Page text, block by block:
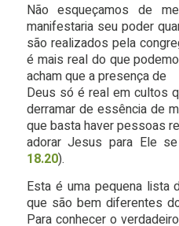
Não esqueçamos de
manifestaria seu poder
são realizados pela
é mais real do que
acham que a presença de
Deus só é real em cultos
derramar de essência de
que basta haver pessoas
adorar Jesus para Ele
18.20).
Esta é uma pequena
que são bem diferentes
Para conhecer o